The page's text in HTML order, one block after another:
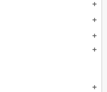
add
add
add
add
add